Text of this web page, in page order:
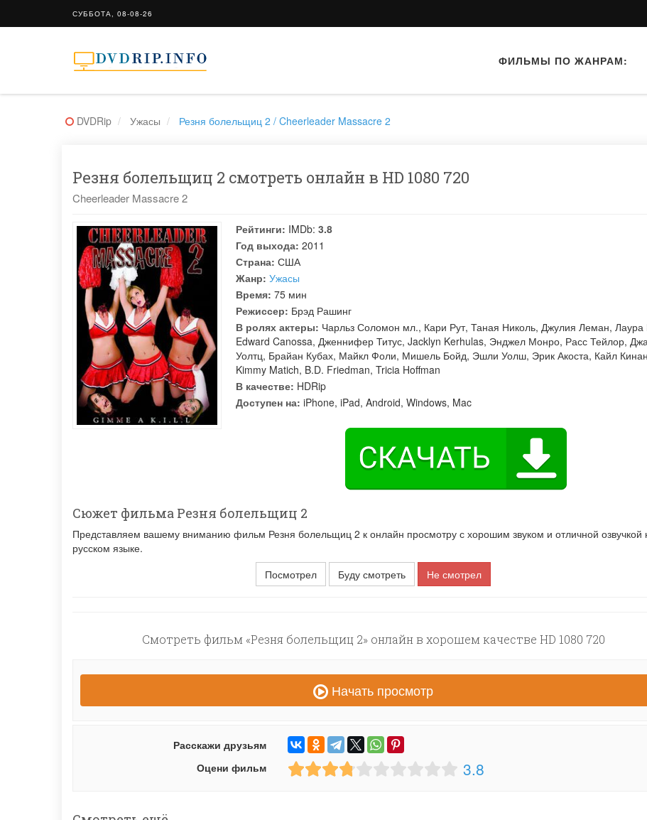
СУББОТА, 08-08-26
ФИЛЬМЫ ПО ЖАНРАМ:
DVDRip Ужасы Резня болельщиц 2 / Cheerleader Massacre 2
Резня болельщиц 2 смотреть онлайн в HD 1080 720
Cheerleader Massacre 2
Рейтинги: IMDb: 3.8
Год выхода: 2011
Страна: США
Жанр: Ужасы
Время: 75 мин
Режиссер: Брэд Рашинг
В ролях актеры: Чарльз Соломон мл., Кари Рут, Таная Николь, Джулия Леман, Лаура
Edward Canossa, Дженнифер Титус, Jacklyn Kerhulas, Энджел Монро, Расс Тейлор,
Уолтц, Брайан Кубах, Майкл Фоли, Мишель Бойд, Эшли Уолш, Эрик Акоста, Кайл Кинан
Kimmy Matich, B.D. Friedman, Tricia Hoffman
В качестве: HDRip
Доступен на: iPhone, iPad, Android, Windows, Mac
Сюжет фильма Резня болельщиц 2
Представляем вашему вниманию фильм Резня болельщиц 2 к онлайн просмотру с хорошим звуком и отличной озвучкой
русском языке.
Посмотрел
Буду смотреть Не смотрел
Смотреть фильм «Резня болельщиц 2» онлайн в хорошем качестве HD 1080 720
Начать просмотр
Расскажи друзьям
Оцени фильм
3.8